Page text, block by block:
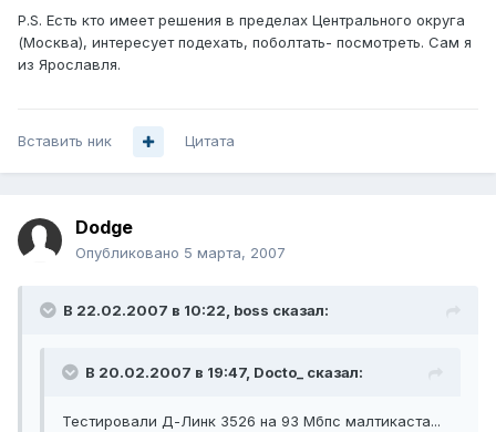
P.S. Есть кто имеет решения в пределах Центрального округа
(Москва), интересует подехать, поболтать- посмотреть. Сам я
из Ярославля.
Вставить ник Цитата
Dodge
Опубликовано 5 марта, 2007
В 22.02.2007 в 10:22, boss сказал:
В 20.02.2007 в 19:47, Docto_ сказал:
Тестировали Д-Линк 3526 на 93 Мбпс малтикаста...